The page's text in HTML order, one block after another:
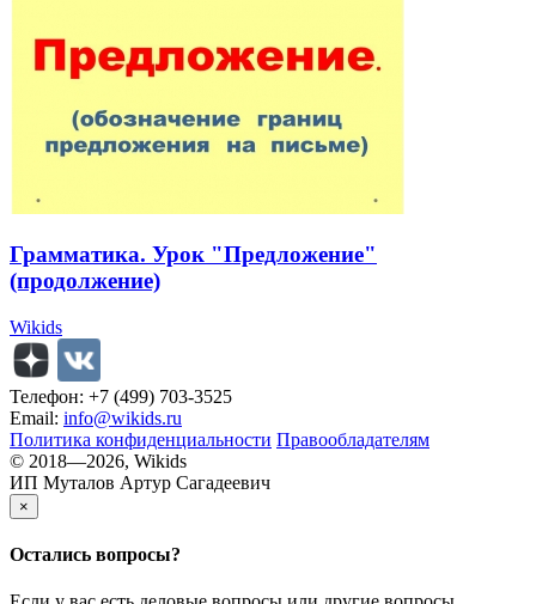
Грамматика. Урок "Предложение"
(продолжение)
Wikids
Телефон: +7 (499) 703-3525
Email: info@wikids.ru
Политика конфиденциальности Правообладателям
© 2018—2026, Wikids
ИП Муталов Артур Сагадеевич
×
Остались вопросы?